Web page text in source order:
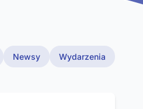
Newsy Wydarzenia